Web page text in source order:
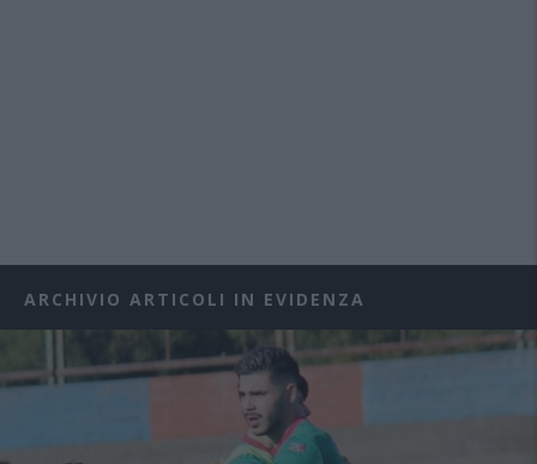
ARCHIVIO ARTICOLI IN EVIDENZA